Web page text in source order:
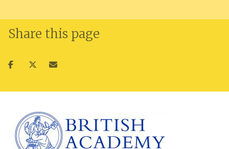
Share this page
ShareShareShare